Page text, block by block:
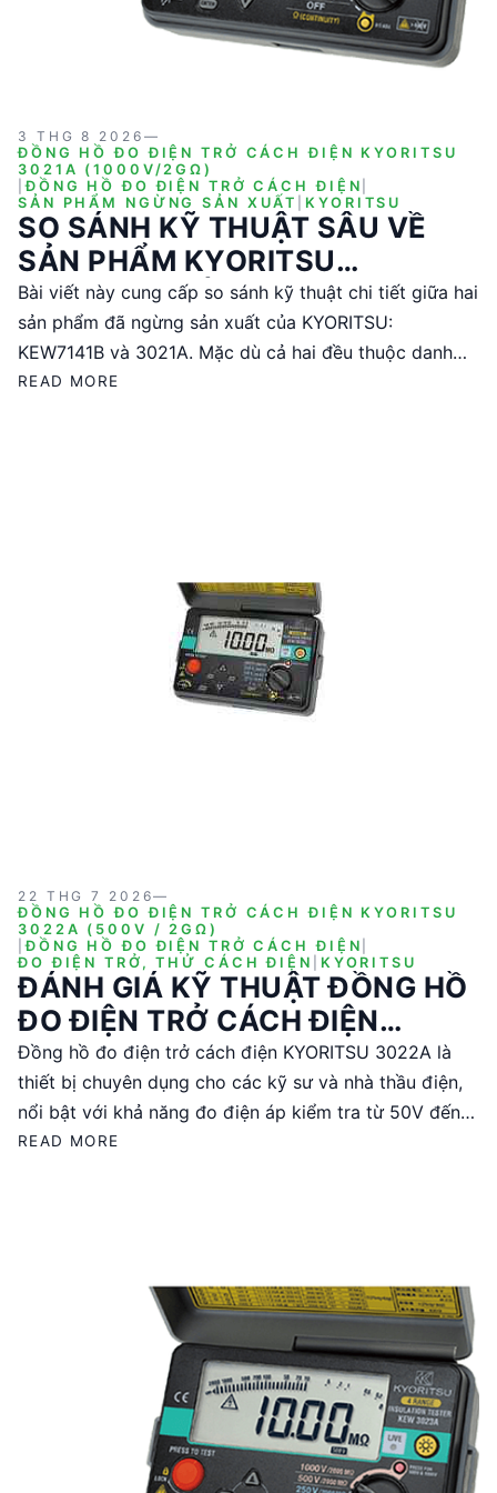
3 THG 8 2026 —
ĐỒNG HỒ ĐO ĐIỆN TRỞ CÁCH ĐIỆN KYORITSU
3021A (1000V/2GΩ)
|ĐỒNG HỒ ĐO ĐIỆN TRỞ CÁCH ĐIỆN
SẢN PHẨM NGỪNG SẢN XUẤT
KYORITSU
SO SÁNH KỸ THUẬT SÂU VỀ
SẢN PHẨM KYORITSU
KEW7141B VÀ KYORITSU
3021A
Bài viết này cung cấp so sánh kỹ thuật chi tiết giữa hai
sản phẩm đã ngừng sản xuất của KYORITSU:
KEW7141B và 3021A. Mặc dù cả hai đều thuộc danh
mục sản phẩm ngừng sản xuất, KYORITSU 3021A nổi
READ MORE
22 THG 7 2026—
ĐỒNG HỒ ĐO ĐIỆN TRỞ CÁCH ĐIỆN KYORITSU
3022A (500V / 2GΩ)
|ĐỒNG HỒ ĐO ĐIỆN TRỞ CÁCH ĐIỆN
ĐO ĐIỆN TRỞ, THỬ CÁCH ĐIỆN
KYORITSU
ĐÁNH GIÁ KỸ THUẬT ĐỒNG HỒ
ĐO ĐIỆN TRỞ CÁCH ĐIỆN
KYORITSU 3022A (500V / 2GΩ)
Đồng hồ đo điện trở cách điện KYORITSU 3022A là
thiết bị chuyên dụng cho các kỹ sư và nhà thầu điện,
nổi bật với khả năng đo điện áp kiểm tra từ 50V đến
500V và giải đo lên đến 2000MΩ. Sản phẩm được sản
READ MORE